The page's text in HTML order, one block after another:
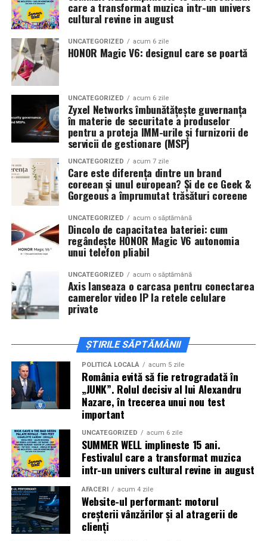
pentru serile de vară.
Indiferent de preferințe, sezonul cald este momentul
ideal să experimentezi și să descoperi parfumuri
inspirate din universul parfumeriei de nișă. Iar
Top Scents
ingredientele premium, creativitatea și accesibilitatea
pot exista în aceeași sticlă.
(Advertorial)
O platformă care oferă sisteme de evaluare, plăți
securizate și mecanisme de soluționare a eventualelor
dispute reduce riscurile atât pentru client, cât și pentru
furnizor.
din numeroase domenii, pot comunica direct cu
furnizorii și beneficiază de un sistem de plată securizat,
construit pentru a oferi mai multă siguranță în fiecare
O alegere informată înseamnă mai puține riscuri
Indiferent de serviciul pe care îl cauți, acordă câteva
minute pentru a analiza informațiile disponibile înainte
de a lua o decizie.
Un furnizor verificat, o comunicare transparentă și o
platformă de încredere pot face diferența dintre o
colaborare reușită și o experiență neplăcută.
care a transformat muzica intr-un univers
cultural revine in august
UNCATEGORIZED acum 6 zile
HONOR Magic V6: designul care se poartă
UNCATEGORIZED acum 6 zile
Zyxel Networks îmbunătățește guvernanța
în materie de securitate a produselor
pentru a proteja IMM-urile și furnizorii de
servicii de gestionare (MSP)
UNCATEGORIZED acum 7 zile
Care este diferența dintre un brand
coreean și unul european? Și de ce Geek &
Gorgeous a împrumutat trăsături coreene
UNCATEGORIZED acum o săptămână
Dincolo de capacitatea bateriei: cum
regândește HONOR Magic V6 autonomia
unui telefon pliabil
UNCATEGORIZED acum o săptămână
Axis lanseaza o carcasa pentru conectarea
camerelor video IP la retele celulare
private
ȘTIRILE SĂPTĂMÂNII
POLITICĂ LOCALĂ acum 5 zile
România evită să fie retrogradată în
„JUNK”. Rolul decisiv al lui Alexandru
Nazare, în trecerea unui nou test
important
UNCATEGORIZED acum 6 zile
SUMMER WELL implineste 15 ani.
Festivalul care a transformat muzica
intr-un univers cultural revine in august
AFACERI acum 4 zile
Website-ul performant: motorul
creșterii vânzărilor și al atragerii de
clienți